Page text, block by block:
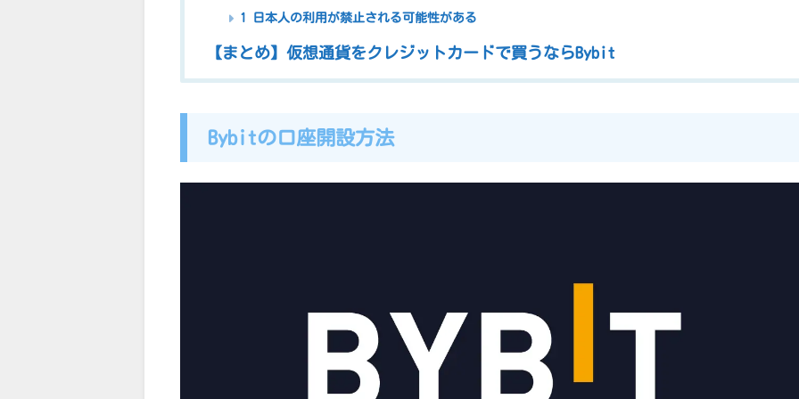
1 日本人の利用が禁止される可能性がある
【まとめ】仮想通貨をクレジットカードで買うならBybit
Bybitの口座開設方法